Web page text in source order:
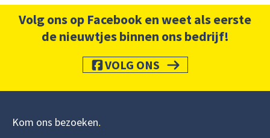
Volg ons op Facebook en weet als eerste
de nieuwtjes binnen ons bedrijf!
VOLG ONS
Kom ons bezoeken